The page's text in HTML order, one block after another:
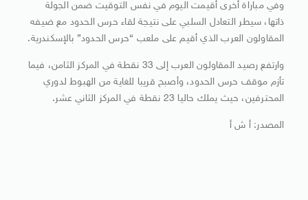
وفي مباراة أخرى أقيمت اليوم في نفس التوقيت ضمن الجولة
ذاتها، سيطر التعادل السلبي على نتيجة لقاء حرس الحدود مع ضيفه
المقاولون العرب الذي أقيم على ملعب “حرس الحدود” بالإسكندرية.
وارتفع رصيد المقاولون العرب إلى 33 نقطة في المركز الثامن، فيما
تأزم موقف حرس الحدود، وأصبح قريبا للغاية من الهبوط لدوري
المحترفين، حيث يملك حاليا 23 نقطة في المركز الثاني عشر.
المصدر: أ ش أ